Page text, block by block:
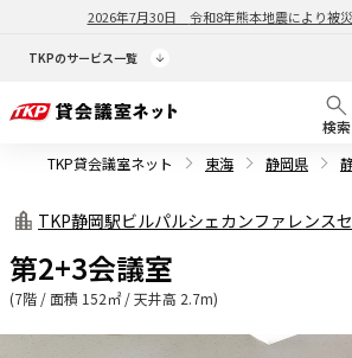
2026年7月30日 令和8年熊本地震により被
TKPのサービス一覧
検索
TKP貸会議室ネット
東海 静岡県
TKP静岡駅ビルパルシェカンファレンス
第2+3会議室
(7階 / 面積 152㎡ / 天井高 2.7m)